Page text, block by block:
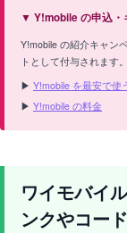
▼ Y!mobile の申込・
Y!mobile の紹介キャン
トとして付与されます
▶ Y!mobile を最安で使
▶ Y!mobile の料金
ワイモバイ
ンクやコー